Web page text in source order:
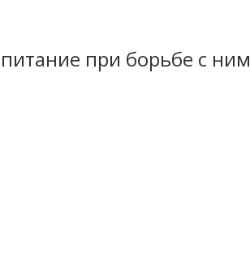
при борьбе с ним